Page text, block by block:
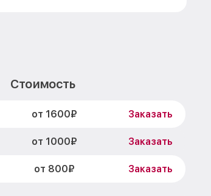
Стоимость
от 1600₽ Заказать
от 1000₽ Заказать
от 800₽ Заказать